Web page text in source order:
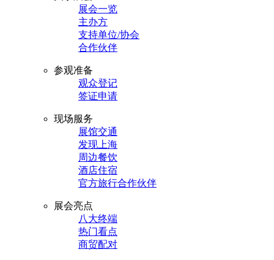
展会一览
主办方
支持单位/协会
合作伙伴
参观准备
观众登记
签证申请
现场服务
展馆交通
发现上海
周边餐饮
酒店住宿
官方旅行合作伙伴
展会亮点
八大终端
热门看点
商贸配对